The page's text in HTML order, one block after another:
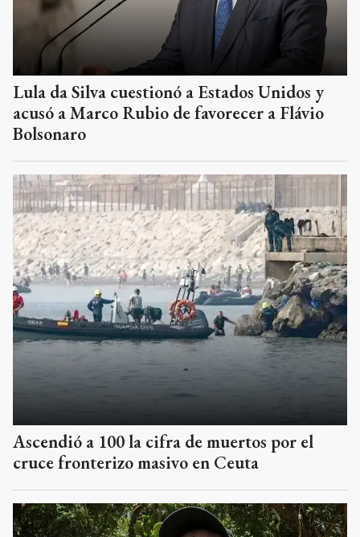
Lula da Silva cuestionó a Estados Unidos y
acusó a Marco Rubio de favorecer a Flávio
Bolsonaro
Ascendió a 100 la cifra de muertos por el
cruce fronterizo masivo en Ceuta